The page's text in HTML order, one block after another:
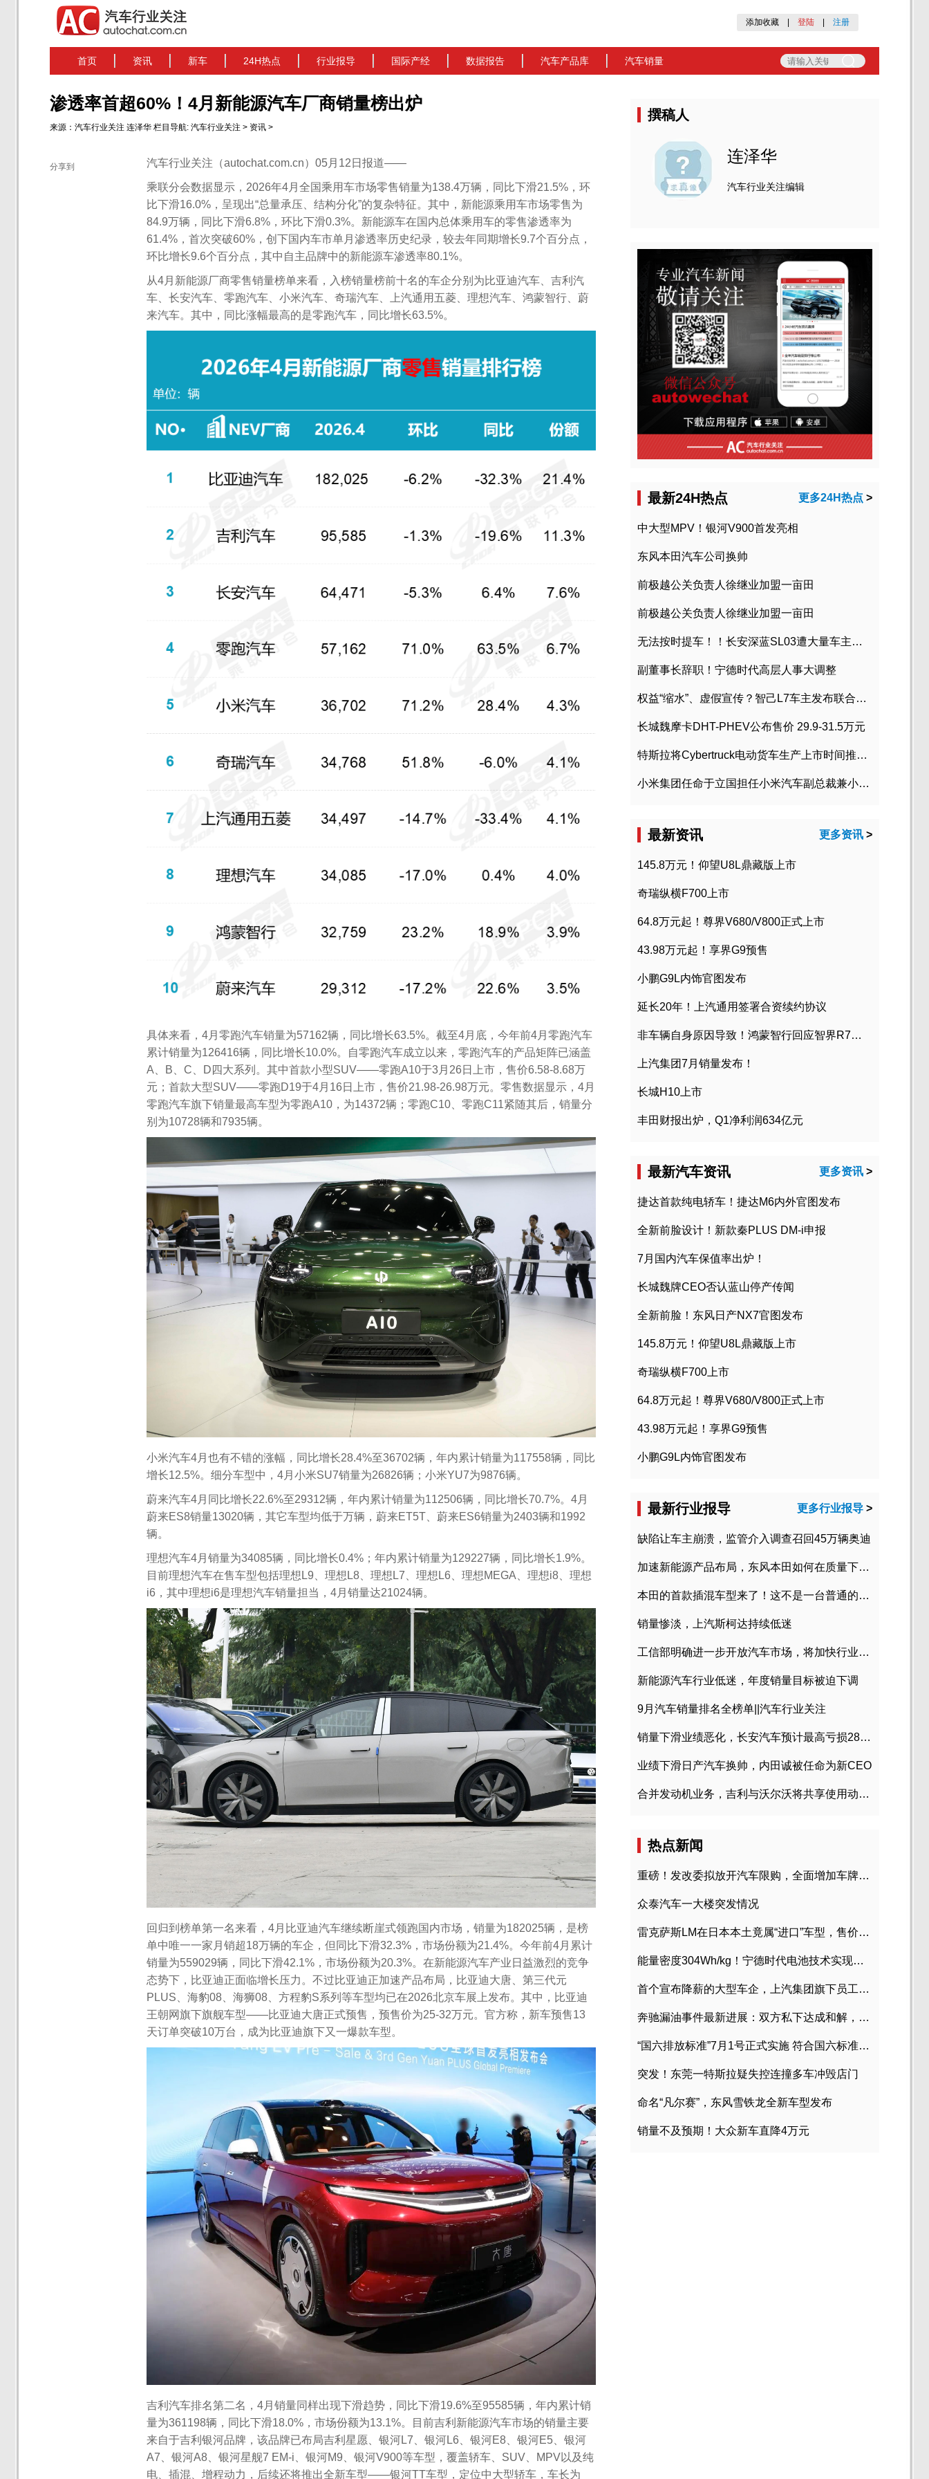
添加收藏 登陆 注册
首页 资讯 新车 24H热点 行业报导 国际产经 数据报告 汽车产品库 汽车销量
渗透率首超60%！4月新能源汽车厂商销量榜出炉
来源： 汽车行业关注 连泽华 栏目导航: 汽车行业关注 > 资讯 >
分享到 汽车行业关注（autochat.com.cn）05月12日报道——
乘联分会数据显示，2026年4月全国乘用车市场零售销量为138.4万辆，同比下滑21.5%，环
比下滑16.0%，呈现出“总量承压、结构分化”的复杂特征。其中，新能源乘用车市场零售为
84.9万辆，同比下滑6.8%，环比下滑0.3%。新能源车在国内总体乘用车的零售渗透率为
61.4%，首次突破60%，创下国内车市单月渗透率历史纪录，较去年同期增长9.7个百分点，
环比增长9.6个百分点，其中自主品牌中的新能源车渗透率80.1%。
从4月新能源厂商零售销量榜单来看，入榜销量榜前十名的车企分别为比亚迪汽车、吉利汽
车、长安汽车、零跑汽车、小米汽车、奇瑞汽车、上汽通用五菱、理想汽车、鸿蒙智行、蔚
来汽车。其中，同比涨幅最高的是零跑汽车，同比增长63.5%。
具体来看，4月零跑汽车销量为57162辆，同比增长63.5%。截至4月底，今年前4月零跑汽车
累计销量为126416辆，同比增长10.0%。自零跑汽车成立以来，零跑汽车的产品矩阵已涵盖
A、B、C、D四大系列。其中首款小型SUV——零跑A10于3月26日上市，售价6.58-8.68万
元；首款大型SUV——零跑D19于4月16日上市，售价21.98-26.98万元。零售数据显示，4月
零跑汽车旗下销量最高车型为零跑A10，为14372辆；零跑C10、零跑C11紧随其后，销量分
别为10728辆和7935辆。
小米汽车4月也有不错的涨幅，同比增长28.4%至36702辆，年内累计销量为117558辆，同比
增长12.5%。细分车型中，4月小米SU7销量为26826辆；小米YU7为9876辆。
蔚来汽车4月同比增长22.6%至29312辆，年内累计销量为112506辆，同比增长70.7%。4月
蔚来ES8销量13020辆，其它车型均低于万辆，蔚来ET5T、蔚来ES6销量为2403辆和1992
辆。
理想汽车4月销量为34085辆，同比增长0.4%；年内累计销量为129227辆，同比增长1.9%。
目前理想汽车在售车型包括理想L9、理想L8、理想L7、理想L6、理想MEGA、理想i8、理想
i6，其中理想i6是理想汽车销量担当，4月销量达21024辆。
回归到榜单第一名来看，4月比亚迪汽车继续断崖式领跑国内市场，销量为182025辆，是榜
单中唯一一家月销超18万辆的车企，但同比下滑32.3%，市场份额为21.4%。今年前4月累计
销量为559029辆，同比下滑42.1%，市场份额为20.3%。在新能源汽车产业日益激烈的竞争
态势下，比亚迪正面临增长压力。不过比亚迪正加速产品布局，比亚迪大唐、第三代元
PLUS、海豹08、海狮08、方程豹S系列等车型均已在2026北京车展上发布。其中，比亚迪
王朝网旗下旗舰车型——比亚迪大唐正式预售，预售价为25-32万元。官方称，新车预售13
天订单突破10万台，成为比亚迪旗下又一爆款车型。
吉利汽车排名第二名，4月销量同样出现下滑趋势，同比下滑19.6%至95585辆，年内累计销
量为361198辆，同比下滑18.0%，市场份额为13.1%。目前吉利新能源汽车市场的销量主要
来自于吉利银河品牌，该品牌已布局吉利星愿、银河L7、银河L6、银河E8、银河E5、银河
A7、银河A8、银河星舰7 EM-i、银河M9、银河V900等车型，覆盖轿车、SUV、MPV以及纯
电、插混、增程动力，后续还将推出全新车型——银河TT车型，定位中大型轿车，车长为
撰稿人
连泽华
汽车行业关注编辑
最新24H热点 更多24H热点 >
中大型MPV！银河V900首发亮相
东风本田汽车公司换帅
前极越公关负责人徐继业加盟一亩田
前极越公关负责人徐继业加盟一亩田
无法按时提车！！长安深蓝SL03遭大量车主投诉
副董事长辞职！宁德时代高层人事大调整
权益“缩水”、虚假宣传？智己L7车主发布联合维权声明
长城魏摩卡DHT-PHEV公布售价 29.9-31.5万元
特斯拉将Cybertruck电动货车生产上市时间推迟到2023年初
小米集团任命于立国担任小米汽车副总裁兼小米汽车北京总部政委
最新资讯 更多资讯 >
145.8万元！仰望U8L鼎藏版上市
奇瑞纵横F700上市
64.8万元起！尊界V680/V800正式上市
43.98万元起！享界G9预售
小鹏G9L内饰官图发布
延长20年！上汽通用签署合资续约协议
非车辆自身原因导致！鸿蒙智行回应智界R7起火事故
上汽集团7月销量发布！
长城H10上市
丰田财报出炉，Q1净利润634亿元
最新汽车资讯 更多资讯 >
捷达首款纯电轿车！捷达M6内外官图发布
全新前脸设计！新款秦PLUS DM-i申报
7月国内汽车保值率出炉！
长城魏牌CEO否认蓝山停产传闻
全新前脸！东风日产NX7官图发布
145.8万元！仰望U8L鼎藏版上市
奇瑞纵横F700上市
64.8万元起！尊界V680/V800正式上市
43.98万元起！享界G9预售
小鹏G9L内饰官图发布
最新行业报导 更多行业报导 >
缺陷让车主崩溃，监管介入调查召回45万辆奥迪
加速新能源产品布局，东风本田如何在质量下转型？
本田的首款插混车型来了！这不是一台普通的CR-V
销量惨淡，上汽斯柯达持续低迷
工信部明确进一步开放汽车市场，将加快行业兼并重组
新能源汽车行业低迷，年度销量目标被迫下调
9月汽车销量排名全榜单||汽车行业关注
销量下滑业绩恶化，长安汽车预计最高亏损28亿元
业绩下滑日产汽车换帅，内田诚被任命为新CEO
合并发动机业务，吉利与沃尔沃将共享使用动力总成
热点新闻
重磅！发改委拟放开汽车限购，全面增加车牌指标
众泰汽车一大楼突发情况
雷克萨斯LM在日本本土竟属“进口”车型，售价2580万日元
能量密度304Wh/kg！宁德时代电池技术实现突破
首个宣布降薪的大型车企，上汽集团旗下员工降薪文件曝光
奔驰漏油事件最新进展：双方私下达成和解，工商已介入调查
“国六排放标准”7月1号正式实施 符合国六标准车型目录一览
突发！东莞一特斯拉疑失控连撞多车冲毁店门
命名“凡尔赛”，东风雪铁龙全新车型发布
销量不及预期！大众新车直降4万元